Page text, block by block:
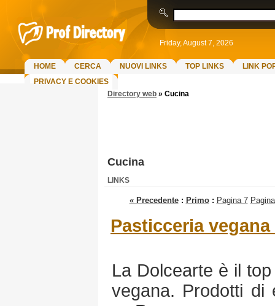
Friday, August 7, 2026
HOME CERCA NUOVI LINKS TOP LINKS
LINK
PRIVACY E COOKIES
Directory web » Cucina
Cucina
LINKS
« Precedente: Primo: Pagina 7
Pasticceria
La Dolcearte è il
vegana. Prodotti di